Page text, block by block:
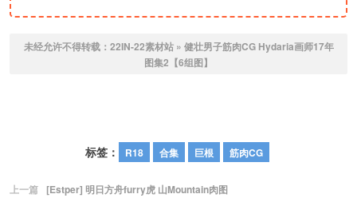
未经允许不得转载： 22IN-22素材站» 健壮男子筋肉CG Hydaria画师17年
图集2【6组图】
标签： R18 合集 巨根 筋肉CG
上一篇
[Estper] 明日方舟furry虎 山Mountain肉图